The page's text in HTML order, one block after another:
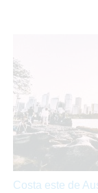
Costa este de